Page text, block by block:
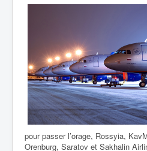
pour passer l’orage, Rossyia,
Orenburg, Saratov et Sakhalin